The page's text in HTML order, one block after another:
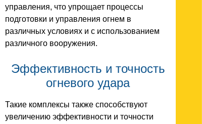
управления, что упрощает процессы
подготовки и управления огнем в
различных условиях и с использованием
различного вооружения.
Эффективность и точность
огневого удара
Такие комплексы также способствуют
увеличению эффективности и точности